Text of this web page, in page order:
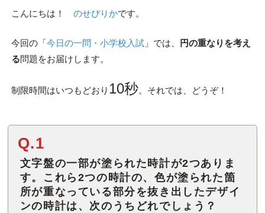
こんにちは！ のせぴりかです。
今回の「今日の一問・小学校入試」では、
円の重なりを考え
る問題をお届けします。
制限時間はいつもどおり 10秒。それでは、どうぞ！
Q.1
文字盤の一部が塗られた時計が2つありま
す。これら2つの時計の、色が塗られた箇
所が重なっている部分を抜き出したデザイ
ンの時計は、次のうちどれでしょう？